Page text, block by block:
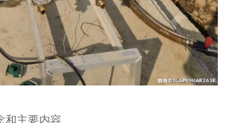
和主要内容